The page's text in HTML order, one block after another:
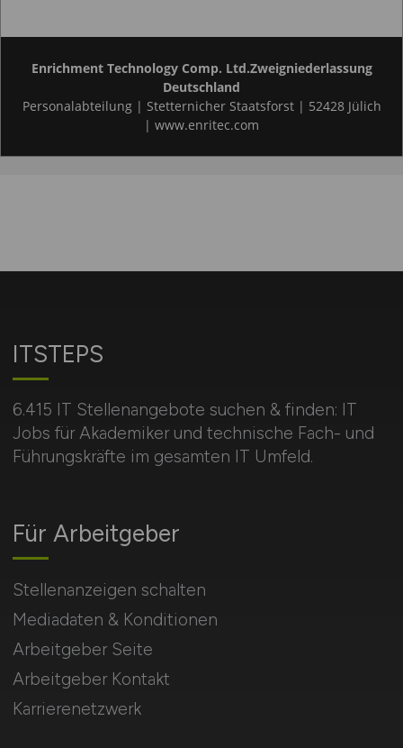
ITSTEPS
6.415 IT Stellenangebote suchen & finden: IT
Jobs für Akademiker und technische Fach- und
Führungskräfte im gesamten IT Umfeld.
Für Arbeitgeber
Stellenanzeigen schalten
Mediadaten & Konditionen
Arbeitgeber Seite
Arbeitgeber Kontakt
Karrierenetzwerk